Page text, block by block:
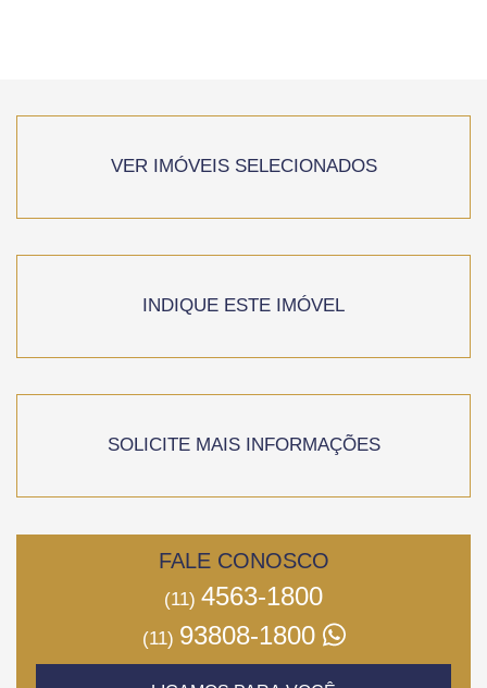
VER IMÓVEIS SELECIONADOS
INDIQUE ESTE IMÓVEL
SOLICITE MAIS INFORMAÇÕES
FALE CONOSCO
(11) 4563-1800
(11) 93808-1800